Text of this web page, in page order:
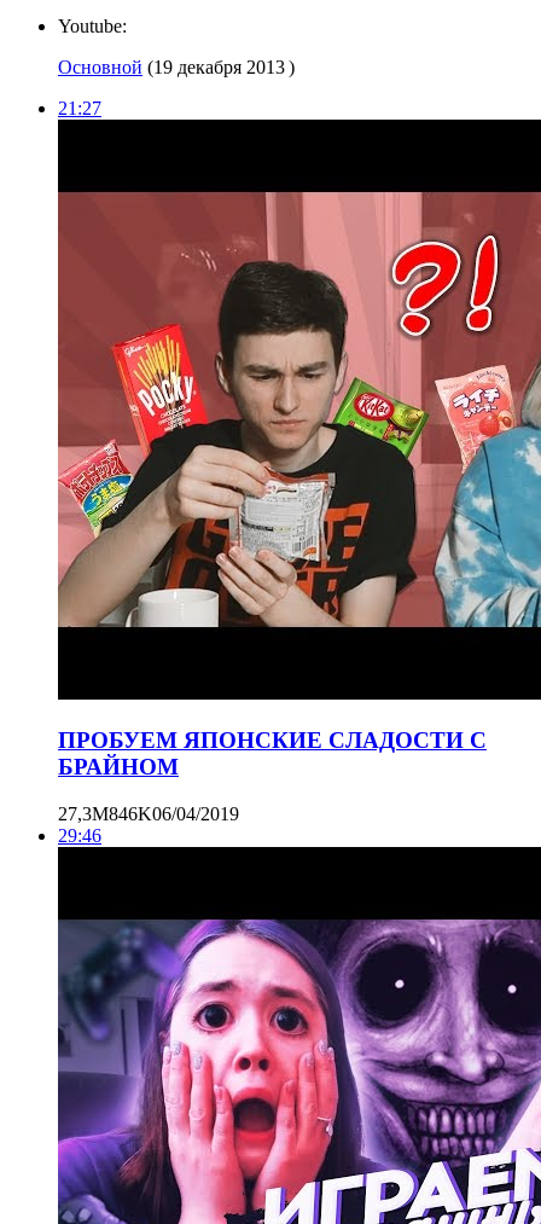
Youtube:
Основной (19 декабря 2013 )
21:27
ПРОБУЕМ ЯПОНСКИЕ СЛАДОСТИ С
БРАЙНОМ
27,3M846K06/04/2019
29:46